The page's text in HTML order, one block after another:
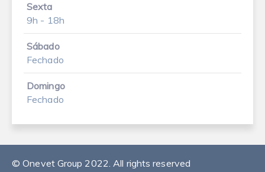
Sexta
9h - 18h
Sábado
Fechado
Domingo
Fechado
© Onevet Group 2022. All rights reserved